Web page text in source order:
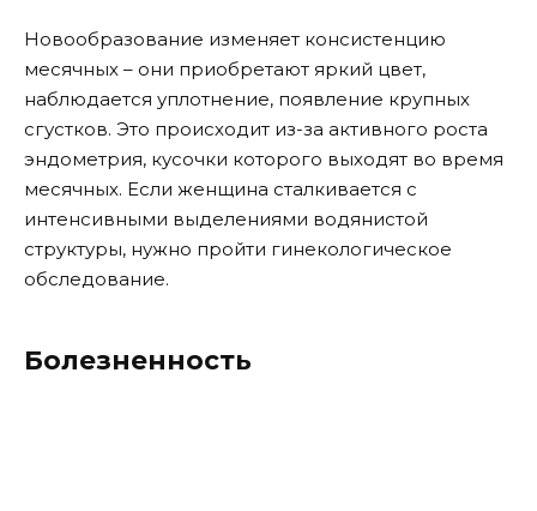
Новообразование изменяет консистенцию
месячных – они приобретают яркий цвет,
наблюдается уплотнение, появление крупных
сгустков. Это происходит из-за активного роста
эндометрия, кусочки которого выходят во время
месячных. Если женщина сталкивается с
интенсивными выделениями водянистой
структуры, нужно пройти гинекологическое
обследование.
Болезненность